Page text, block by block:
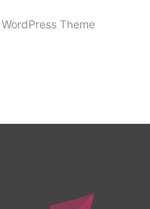
WordPressTheme